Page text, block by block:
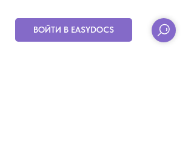
ВОЙТИ В EASYDOCS